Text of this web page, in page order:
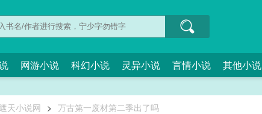
网游小说 科幻小说 灵异小说 言情小说 其他小说
遮天小说网 > 万古第一废材第二季出了吗